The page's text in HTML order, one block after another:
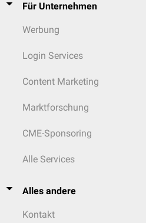
Für Unternehmen
Werbung
Login Services
Content Marketing
Marktforschung
CME-Sponsoring
Alle Services
Alles andere
Kontakt